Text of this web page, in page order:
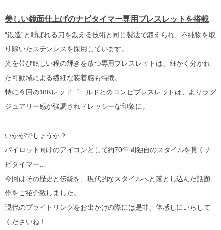
美しい鏡面仕上げのナビタイマー専用ブレスレットを搭載
“鍛造”と呼ばれる刀を鍛える技術と同じ製法で鍛えられ、不純物を取
り除いたステンレスを採用しています。
光を帯び眩しい程の輝きを放つ専用ブレスレットは、細かく分かれ
た可動域による繊細な装着感も特徴。
特に今回の18Kレッドゴールドとのコンビブレスレットは、よりラグ
ジュアリー感が強調されドレッシーな印象に。
いかがでしょうか？
パイロット向けのアイコンとして約70年間独自のスタイルを貫くナ
ビタイマー…
今回はその歴史と伝統を、現代的なスタイルへと落とし込んだ話題
作をご紹介致しました。
現代のブライトリングをお出かけの際には是非、体感しにいらして
くださいね！